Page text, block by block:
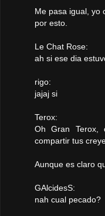
Me pasa igual, yo
por esto.
Le Chat Rose:
ah si ese dia
rigo:
jajaj si
Terox:
Oh Gran Terox,
compartir tus
Aunque es claro
GAlcidesS:
nah cual pecado?